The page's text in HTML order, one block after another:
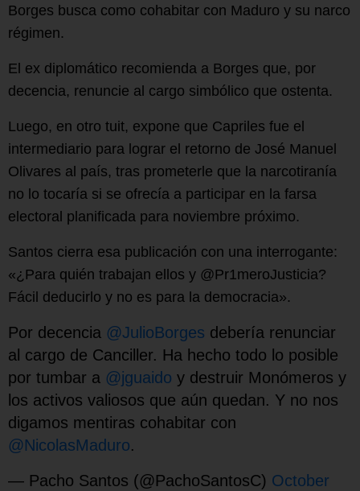
Borges busca como cohabitar con Maduro y su narco
régimen.
El ex diplomático recomienda a Borges que, por
decencia, renuncie al cargo simbólico que ostenta.
Luego, en otro tuit, expone que Capriles fue el
intermediario para lograr el retorno de José Manuel
Olivares al país, tras prometerle que la narcotiranía
no lo tocaría si se ofrecía a participar en la farsa
electoral planificada para noviembre próximo.
Santos cierra esa publicación con una interrogante:
«¿Para quién trabajan ellos y @Pr1meroJusticia?
Fácil deducirlo y no es para la democracia».
Por decencia @JulioBorges debería renunciar
al cargo de Canciller. Ha hecho todo lo posible
por tumbar a @jguaido y destruir Monómeros y
los activos valiosos que aún quedan. Y no nos
digamos mentiras cohabitar con
@NicolasMaduro.
— Pacho Santos (@PachoSantosC) October